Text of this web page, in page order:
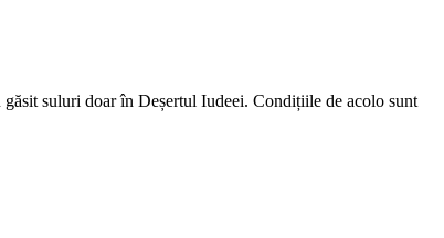
găsit suluri doar în Deșertul Iudeei. Condițiile de acolo sunt